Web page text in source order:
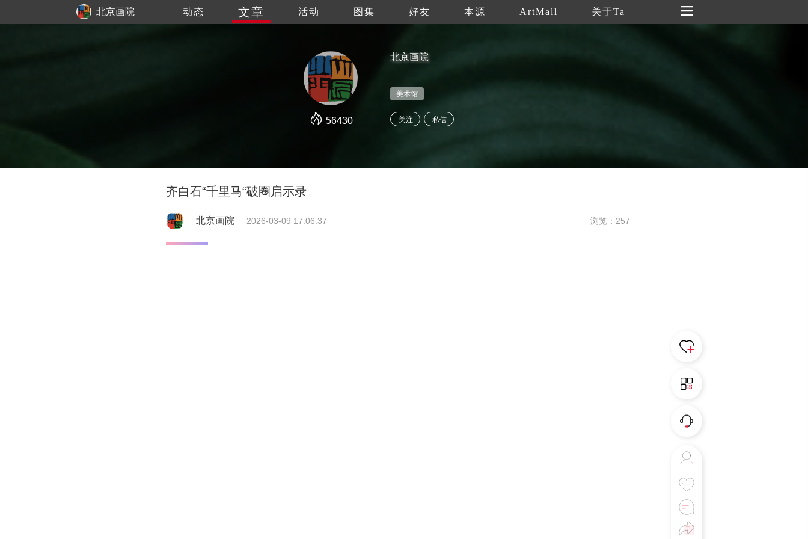
北京画院 动态 文章 活动 图集 好友 本源 ArtMall 关于Ta
56430
北京画院
美术馆
关注 私信
齐白石“千里马“破圈启示录
北京画院 2026-03-09 17:06:37 浏览：257